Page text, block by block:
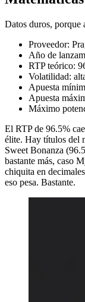
Datos duros, porque
Proveedor:
Año de
RTP teórico:
Volatilidad:
Apuesta
Apuesta
Máximo
El RTP de 96.5%
élite. Hay títulos del
Sweet Bonanza
bastante más, caso
chiquita en
eso pesa. Bastante.